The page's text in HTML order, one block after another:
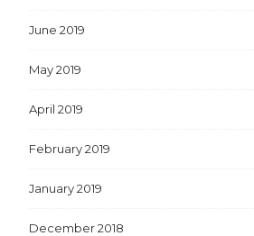
June 2019
May 2019
April 2019
February 2019
January 2019
December 2018